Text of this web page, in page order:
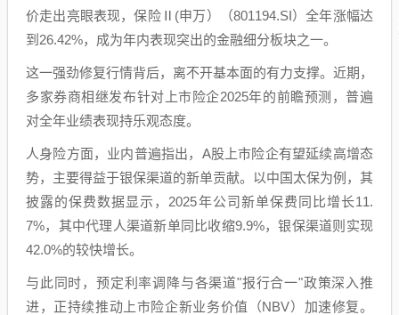
价走出亮眼表现，保险Ⅱ(申万）（801194.SI）全年涨幅达
到26.42%，成为年内表现突出的金融细分板块之一。
这一强劲修复行情背后，离不开基本面的有力支撑。近期，
多家券商相继发布针对上市险企2025年的前瞻预测，普遍
对全年业绩表现持乐观态度。
人身险方面，业内普遍指出，A股上市险企有望延续高增态
势，主要得益于银保渠道的新单贡献。以中国太保为例，其
披露的保费数据显示，2025年公司新单保费同比增长11.
7%，其中代理人渠道新单同比收缩9.9%，银保渠道则实现
42.0%的较快增长。
与此同时，预定利率调降与各渠道"报行合一"政策深入推
进，正持续推动上市险企新业务价值（NBV）加速修复。